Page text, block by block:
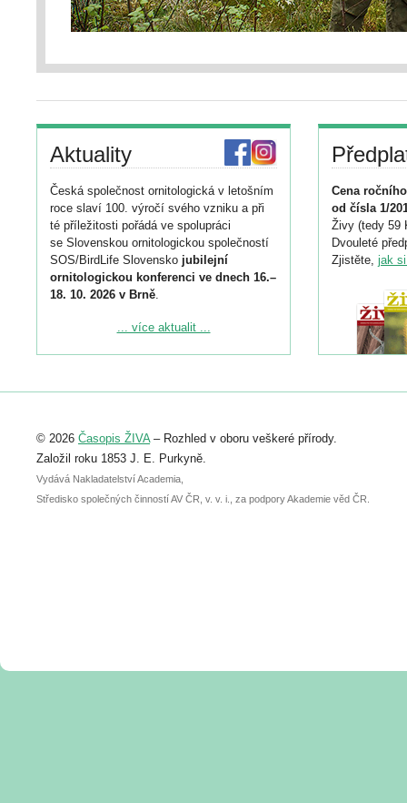
Aktuality
Česká společnost ornitologická v letošním
roce slaví 100. výročí svého vzniku a při
té příležitosti pořádá ve spolupráci
se Slovenskou ornitologickou společností
SOS/BirdLife Slovensko jubilejní
ornitologickou konferenci ve dnech 16.–
18. 10. 2026 v Brně.
Podrobnější informace ke konferenci
Registrovat se můžete do 6. září.
abstraktu přihlášené přednášky nebo
posteru je už 30. června.
... více aktualit ...
Cena
od čísla 1/
Živy (tedy 59
Dvouleté
Zjistěte, jak
© 2026 Časopis ŽIVA– Rozhled v oboru veškeré přírody.
Založil roku 1853 J. E. Purkyně.
Vydává Nakladatelství Academia,
Středisko společných činností AV ČR, v. v. i., za podpory Akademie věd ČR.